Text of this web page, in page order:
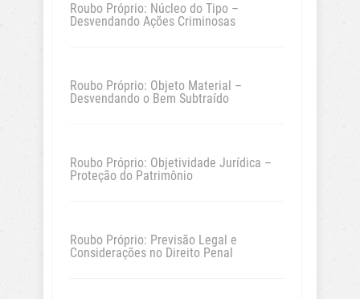
Roubo Próprio: Núcleo do Tipo –
Desvendando Ações Criminosas
Roubo Próprio: Objeto Material –
Desvendando o Bem Subtraído
Roubo Próprio: Objetividade Jurídica –
Proteção do Patrimônio
Roubo Próprio: Previsão Legal e
Considerações no Direito Penal